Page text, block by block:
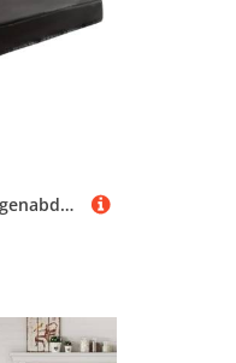
Rrlihjgu Klappbare Wagenabdeckung - Regen- und Staubschutz Gartenwagen Schutzabdeckung - Oxford Stoff Windfester Einkaufswagen Schutz Für Camping Gartenbereich Hofbereich Draußen